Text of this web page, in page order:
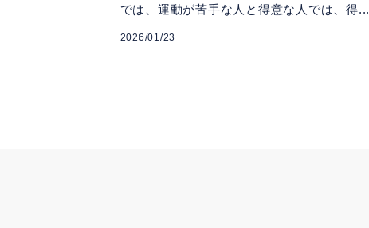
では、運動が苦手な人と得意な人では、得...
2026/01/23